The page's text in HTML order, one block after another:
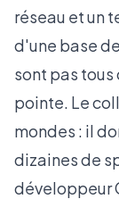
réseau et un
d'une base
sont pas
pointe. Le
mondes : il
dizaines de
développeur